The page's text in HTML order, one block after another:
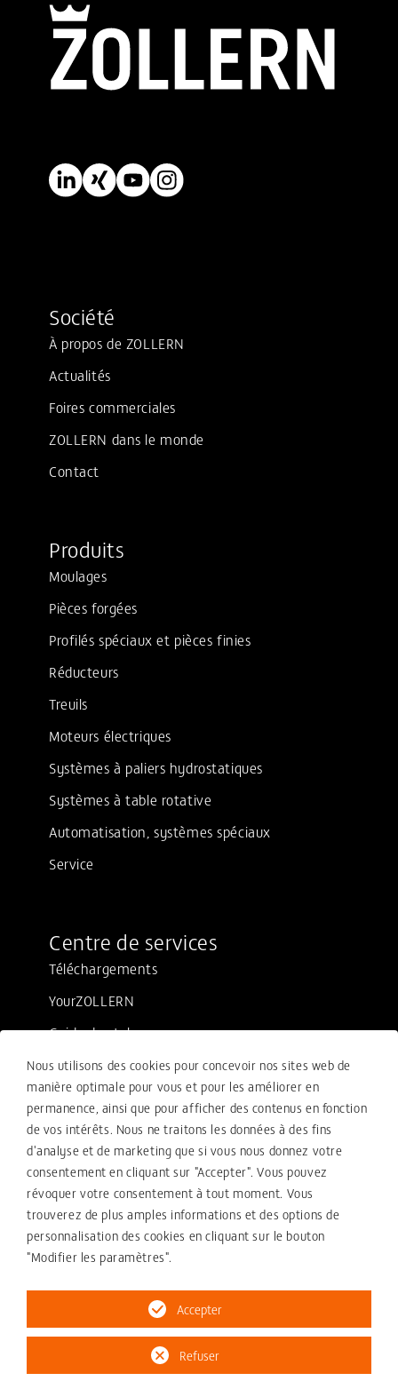
Société
À propos de ZOLLERN
Actualités
Foires commerciales
ZOLLERN dans le monde
Contact
Produits
Moulages
Pièces forgées
Profilés spéciaux et pièces finies
Réducteurs
Treuils
Moteurs électriques
Systèmes à paliers hydrostatiques
Systèmes à table rotative
Automatisation, systèmes spéciaux
Service
Centre de services
Téléchargements
YourZOLLERN
Guide de style
Mentions légales
Conditions de vente
Conformité
Votre message de recours
Politique de confidentialité
Mentions légales
Nous utilisons des cookies pour concevoir nos sites web de
manière optimale pour vous et pour les améliorer en
permanence, ainsi que pour afficher des contenus en fonction
de vos intérêts. Nous ne traitons les données à des fins
d'analyse et de marketing que si vous nous donnez votre
consentement en cliquant sur "Accepter". Vous pouvez
révoquer votre consentement à tout moment. Vous
trouverez de plus amples informations et des options de
personnalisation des cookies en cliquant sur le bouton
"Modifier les paramètres".
Refuser
Accepter